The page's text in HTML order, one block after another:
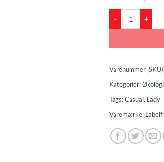
Varenummer (SKU):
Kategorier:
Tags:Casual, Lady
Varemærke: